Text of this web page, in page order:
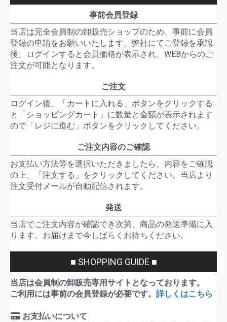
事前会員登録
当店は完全会員制の卸販売ショップのため、事前に会員
登録の申請をお願いいたします。弊社にてご登録を承認
後、ログインすると会員価格が表示され、WEBからのご
注文が可能となります。
ご注文
ログイン後、「カートに入れる」ボタンをクリックする
と「ショッピングカート」に数量と金額が表示されます
ので「レジに進む」ボタンをクリックしてください。
ご注文内容のご確認
お支払い方法等を選択いただきましたら、内容をご確認
の上、「注文する」をクリックしてください。当店より
注文受付メールが自動配信されます。
発送
当店でご注文内容が確認でき次第、商品の発送準備に入
ります。お届けまで今しばらくお待ちください。
■ SHOPPING GUIDE ■
当店は会員制の卸販売専用サイトとなっております。
ご利用には事前の会員登録が必要です。 詳しくはこちら
お支払いについて